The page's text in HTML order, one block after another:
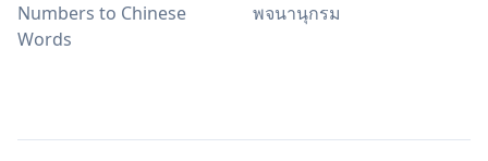
Numbers to Chinese
Words
พจนานุกรม